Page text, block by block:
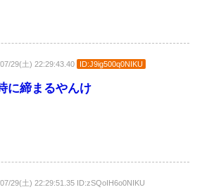
29(土) 22:29:43.40 ID:J9ig500q0NIKU
に締まるやんけ
29(土) 22:29:51.35 ID:zSQoIH6o0NIKU